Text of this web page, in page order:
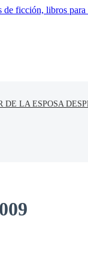
DE LA ESPOSA
009